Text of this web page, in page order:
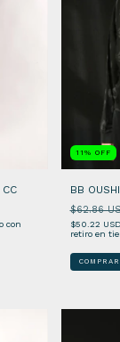
CC
con
11 % OFF
BB OUSHI
$62.86
$50.22 USD
retiro en
COMPRAR